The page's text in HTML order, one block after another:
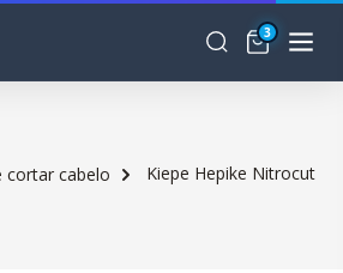
3
cortar cabelo Kiepe Hepike Nitrocut